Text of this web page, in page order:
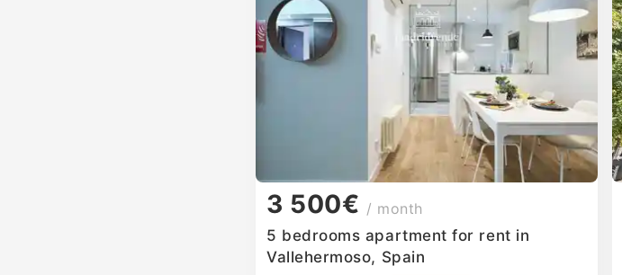
3 500€ / month
5 bedrooms apartment for rent in
Vallehermoso, Spain